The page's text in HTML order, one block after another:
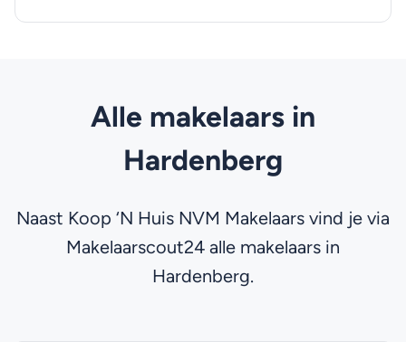
Alle makelaars in
Hardenberg
Naast Koop ‘N Huis NVM Makelaars vind je via
Makelaarscout24 alle makelaars in
Hardenberg.